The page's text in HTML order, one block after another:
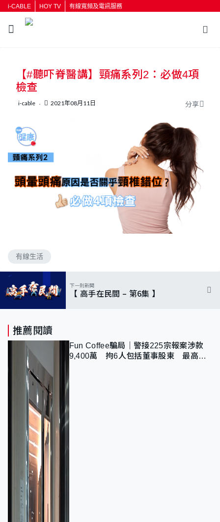
i-CABLE HOY TV 有線寬頻及電訊服務
按輸入鍵開始搜尋
【#聽吓脊醫講】頸痛系列2：必做4項
檢查
i-cable 2021年08月11日 分享
有線生活
下一則新聞
【 高手在民間 – 第6️集 】
推薦閱讀
Fun Coffee騙局｜警接225宗報案涉款
9,400萬 拘6人包括董事股東 最高金